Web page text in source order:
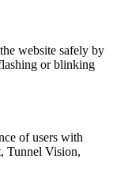
website safely by
or blinking
of users with
Tunnel Vision,